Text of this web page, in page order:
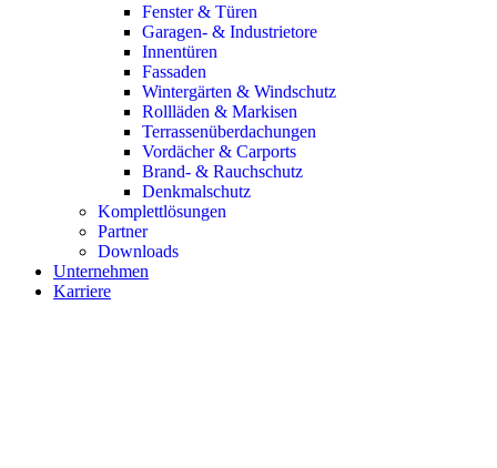
Fenster & Türen
Garagen- & Industrietore
Innentüren
Fassaden
Wintergärten & Windschutz
Rollläden & Markisen
Terrassenüberdachungen
Vordächer & Carports
Brand- & Rauchschutz
Denkmalschutz
Komplettlösungen
Partner
Downloads
Unternehmen
Karriere